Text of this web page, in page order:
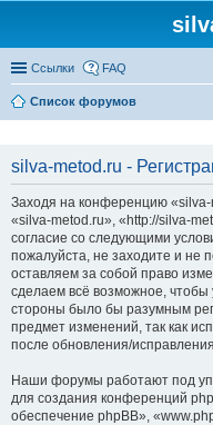
Ссылки FAQ
Список форумов
silva-metod.ru -
Заходя на конференцию
«silva-metod.ru», «http://silva-
согласие со следующими
пожалуйста, не заходите и не
оставляем за собой право
сделаем всё возможное, чтобы
стороны было бы разумным
предмет изменений, так как
после обновления/
Наши форумы работают под
для создания конференций
обеспечение phpBB»,